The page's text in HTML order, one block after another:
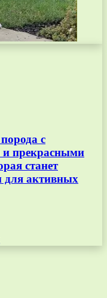
с
прекрасными
станет
для активных